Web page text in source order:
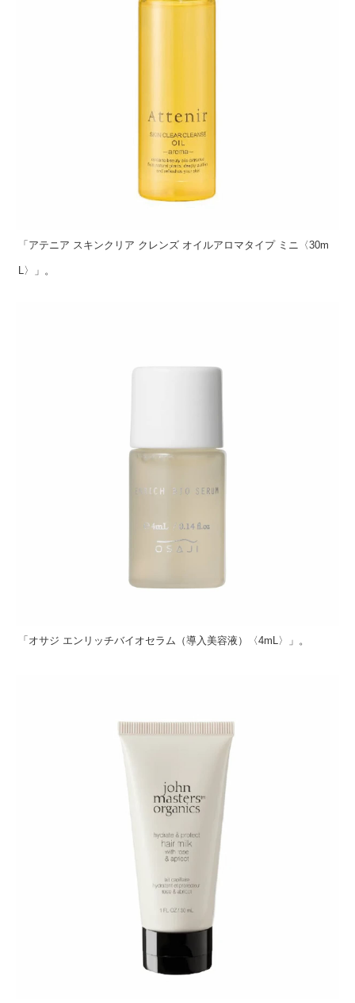
「アテニア スキンクリア クレンズ オイルアロマタイプ ミニ〈30m
L〉」。
「オサジ エンリッチバイオセラム（導入美容液）〈4mL〉」。